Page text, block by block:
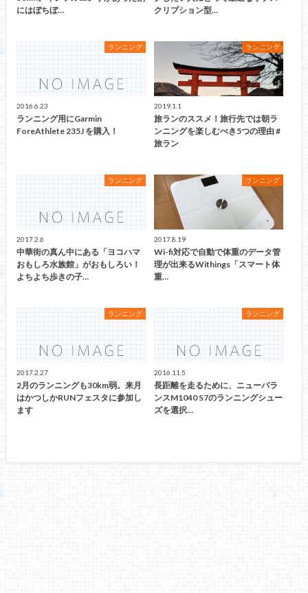
にはぼちぼ…
クリプション型…
ランニング
2016.6.23
ランニング用にGarmin
ForeAthlete 235J を購入！
ランニング
2019.1.1
旅ランのススメ！旅行先では朝ラ
ンニングを楽しむべき5つの理由 #
旅ラン
ランニング
2017.2.6
中華街の真ん中にある「ヨコハマ
おもしろ水族館」がおもしろい！
よちよち歩きの子…
ランニング
2017.8.19
Wi-fi対応で自動で体重のデータ管
理が出来るWithings「スマート体
重…
ランニング
2017.2.27
2月のランニングも30km弱。来月
はかつしかRUNフェスタに参加し
ます
ランニング
2016.11.5
長距離を走るために、ニューバラ
ンスM1040 S7のランニングシュー
ズを選択…